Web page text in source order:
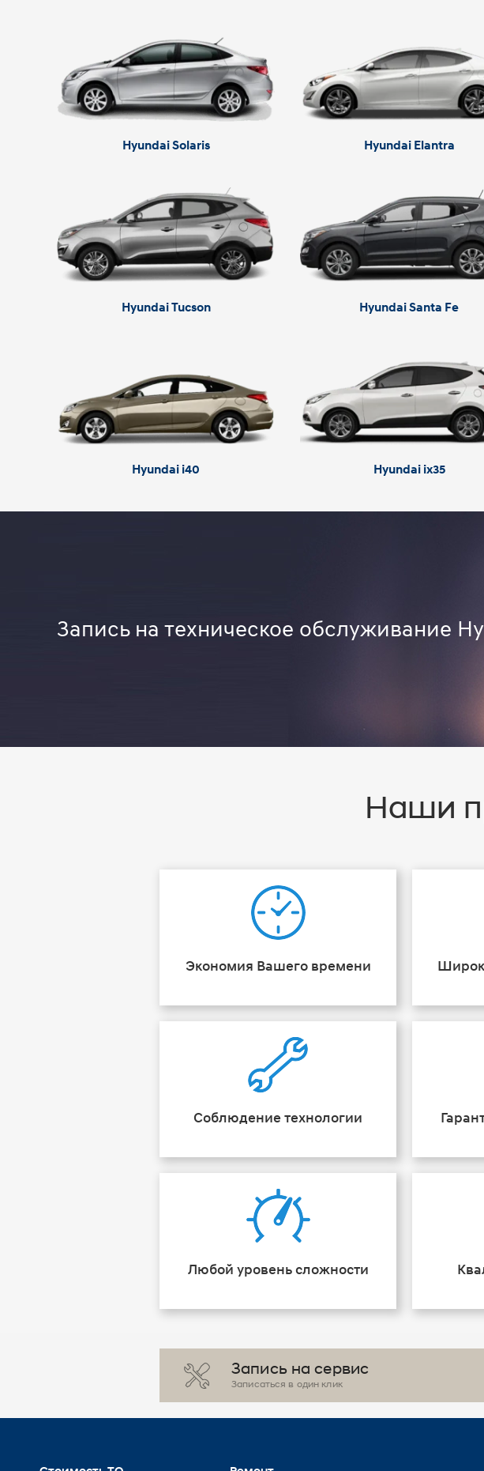
Hyundai Solaris Hyundai Elantra
Hyundai Tucson Hyundai Santa Fe
Hyundai i40 Hyundai ix35
Запись на техническое обслуживание
Наши
Экономия Вашего времени
Соблюдение технологии
Любой уровень сложности
Запись на сервис
Записаться в один клик